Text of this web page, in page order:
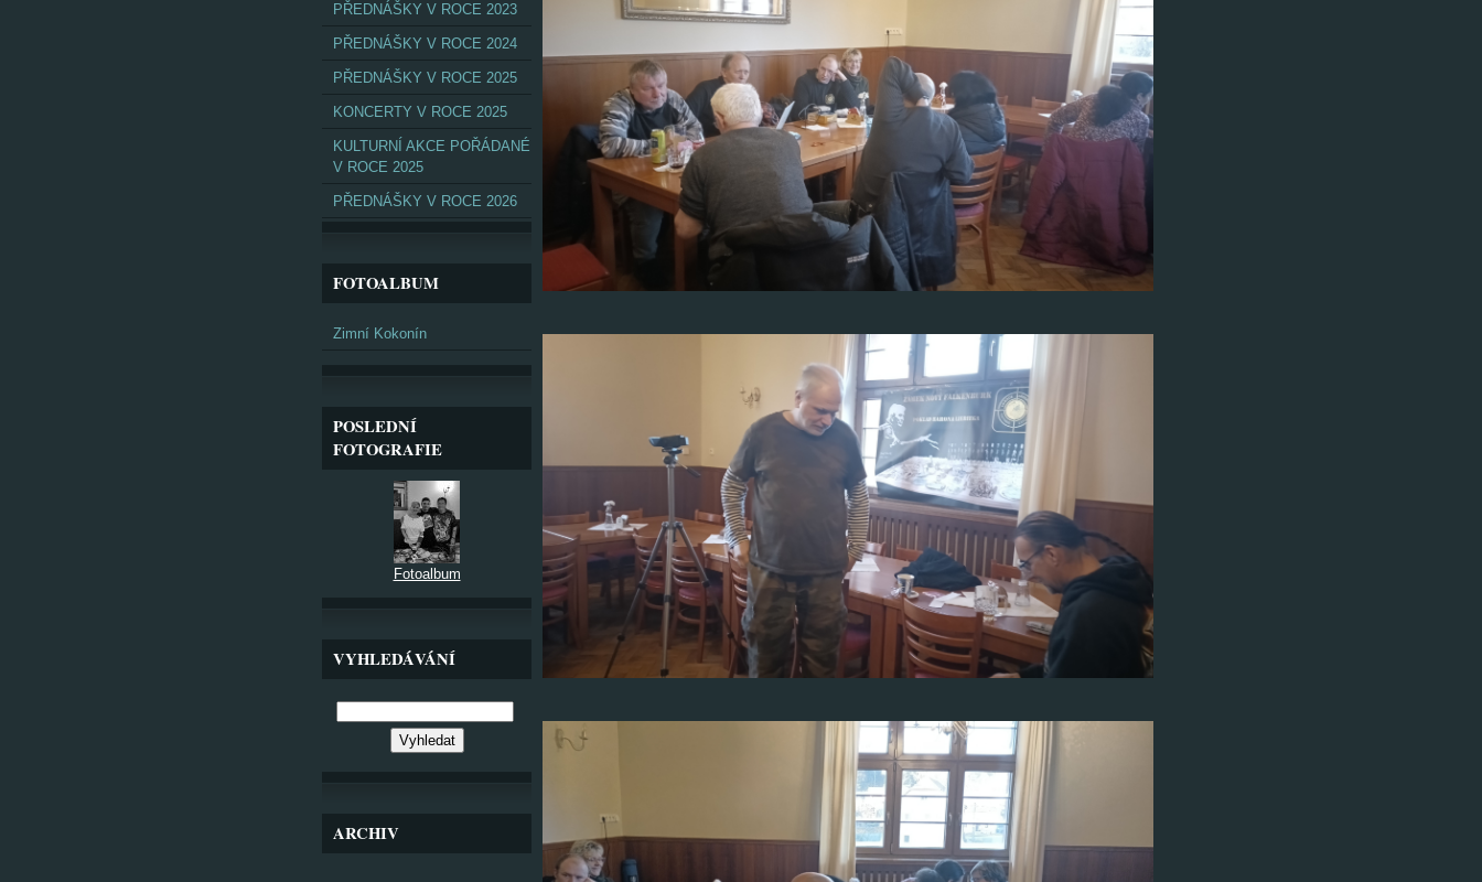
PŘEDNÁŠKY V ROCE 2023
PŘEDNÁŠKY V ROCE 2024
PŘEDNÁŠKY V ROCE 2025
KONCERTY V ROCE 2025
KULTURNÍ AKCE POŘÁDANÉ
V ROCE 2025
PŘEDNÁŠKY V ROCE 2026
FOTOALBUM
Zimní Kokonín
POSLEDNÍ
FOTOGRAFIE
Fotoalbum
VYHLEDÁVÁNÍ
ARCHIV